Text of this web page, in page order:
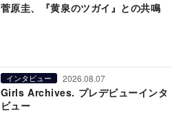
菅原圭、『黄泉のツガイ』との共鳴
インタビュー 2026.08.07
Girls Archives. プレデビューインタ
ビュー